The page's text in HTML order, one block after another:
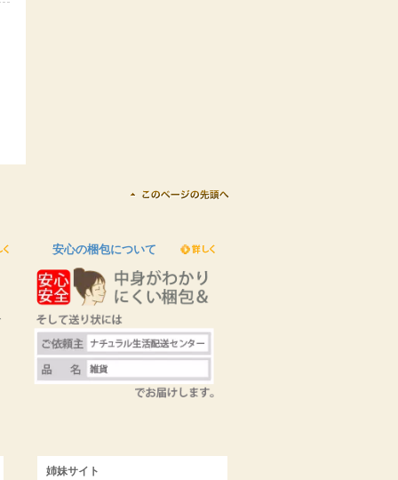
安心の梱包について
姉妹サイト